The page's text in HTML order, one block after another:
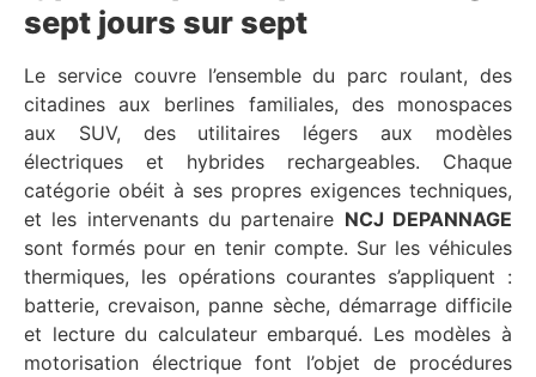
sept jours sur sept
Le service couvre l’ensemble du parc roulant, des
citadines aux berlines familiales, des monospaces
aux SUV, des utilitaires légers aux modèles
électriques et hybrides rechargeables. Chaque
catégorie obéit à ses propres exigences techniques,
et les intervenants du partenaire NCJ DEPANNAGE
sont formés pour en tenir compte. Sur les véhicules
thermiques, les opérations courantes s’appliquent :
batterie, crevaison, panne sèche, démarrage difficile
et lecture du calculateur embarqué. Les modèles à
motorisation électrique font l’objet de procédures